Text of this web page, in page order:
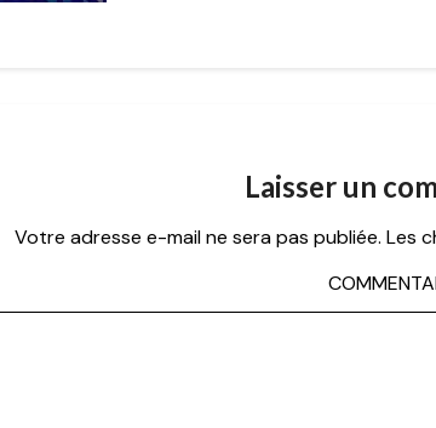
Laisser un
Votre adresse e-mail ne sera pas publiée. Les